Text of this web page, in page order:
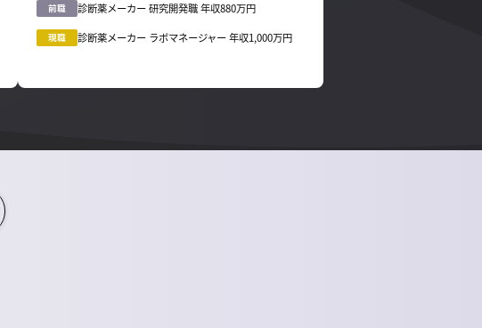
前職 診断薬メーカー 研究開発職 年収880万円
現職 診断薬メーカー ラボマネージャー 年収1,000万円